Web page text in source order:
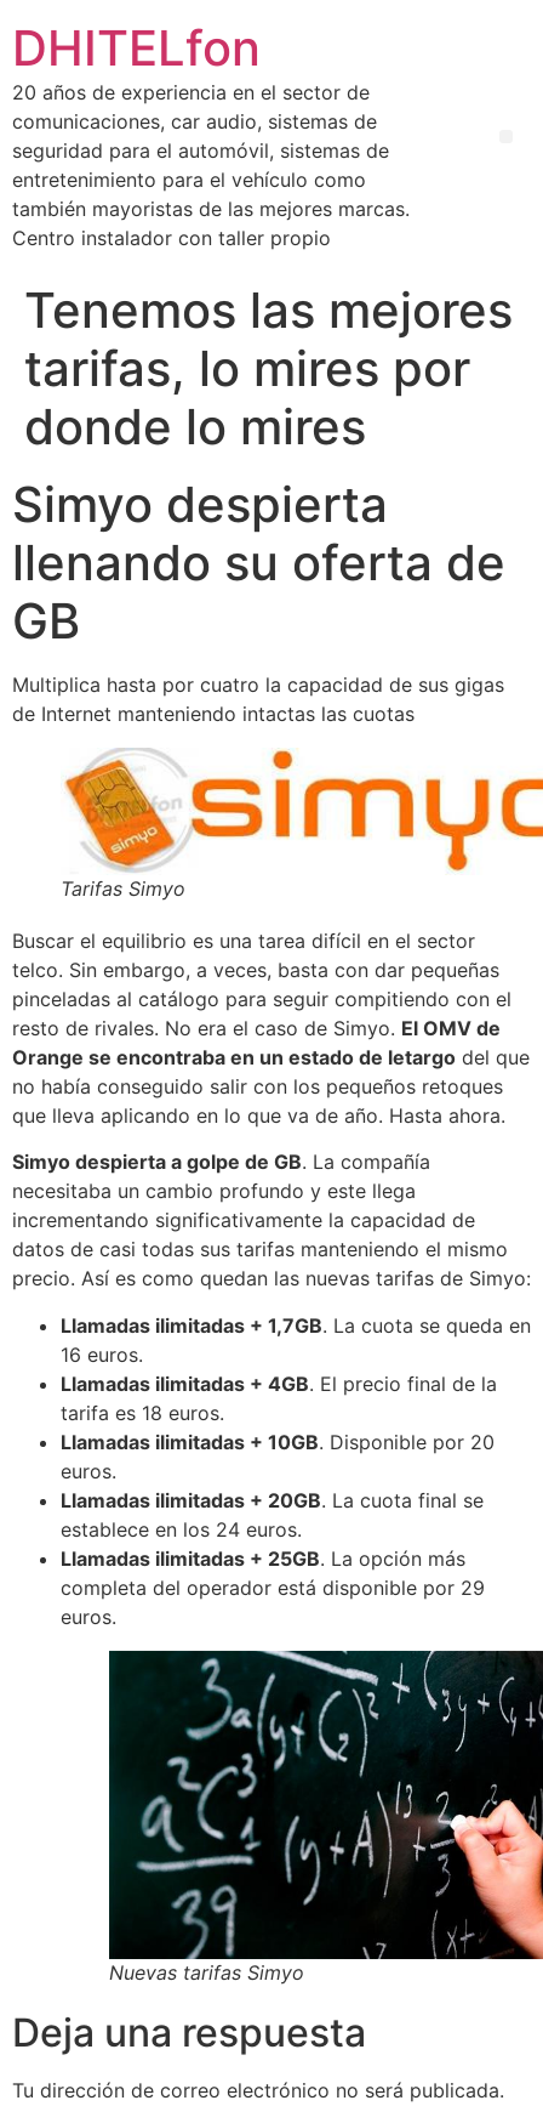
DHITELfon
20 años de experiencia en el sector de
comunicaciones, car audio, sistemas de
seguridad para el automóvil, sistemas de
entretenimiento para el vehículo como
también mayoristas de las mejores marcas.
Centro instalador con taller propio
Tenemos las mejores
tarifas, lo mires por
donde lo mires
Simyo despierta
llenando su oferta de
GB
Multiplica hasta por cuatro la capacidad de sus gigas
de Internet manteniendo intactas las cuotas
Tarifas Simyo
Buscar el equilibrio es una tarea difícil en el sector
telco. Sin embargo, a veces, basta con dar pequeñas
pinceladas al catálogo para seguir compitiendo con el
resto de rivales. No era el caso de Simyo. El OMV de
Orange se encontraba en un estado de letargo del que
no había conseguido salir con los pequeños retoques
que lleva aplicando en lo que va de año. Hasta ahora.
Simyo despierta a golpe de GB. La compañía
necesitaba un cambio profundo y este llega
incrementando significativamente la capacidad de
datos de casi todas sus tarifas manteniendo el mismo
precio. Así es como quedan las nuevas tarifas de Simyo:
Llamadas ilimitadas + 1,7GB. La cuota se queda en
16 euros.
Llamadas ilimitadas + 4GB. El precio final de la
tarifa es 18 euros.
Llamadas ilimitadas + 10GB. Disponible por 20
euros.
Llamadas ilimitadas + 20GB. La cuota final se
establece en los 24 euros.
Llamadas ilimitadas + 25GB. La opción más
completa del operador está disponible por 29
euros.
Nuevas tarifas Simyo
Deja una respuesta
Tu dirección de correo electrónico no será publicada.